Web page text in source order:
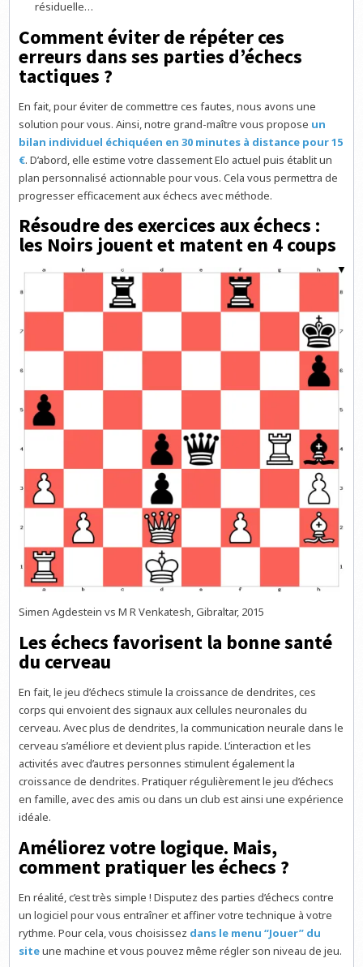
résiduelle…
Comment éviter de répéter ces
erreurs dans ses parties d’échecs
tactiques ?
En fait, pour éviter de commettre ces fautes, nous avons une
solution pour vous. Ainsi, notre grand-maître vous propose un
bilan individuel échiquéen en 30 minutes à distance pour 15
€. D’abord, elle estime votre classement Elo actuel puis établit un
plan personnalisé actionnable pour vous. Cela vous permettra de
progresser efficacement aux échecs avec méthode.
Résoudre des exercices aux échecs :
les Noirs jouent et matent en 4 coups
Simen Agdestein vs M R Venkatesh, Gibraltar, 2015
Les échecs favorisent la bonne santé
du cerveau
En fait, le jeu d’échecs stimule la croissance de dendrites, ces
corps qui envoient des signaux aux cellules neuronales du
cerveau. Avec plus de dendrites, la communication neurale dans le
cerveau s’améliore et devient plus rapide. L’interaction et les
activités avec d’autres personnes stimulent également la
croissance de dendrites. Pratiquer régulièrement le jeu d’échecs
en famille, avec des amis ou dans un club est ainsi une expérience
idéale.
Améliorez votre logique. Mais,
comment pratiquer les échecs ?
En réalité, c’est très simple ! Disputez des parties d’échecs contre
un logiciel pour vous entraîner et affiner votre technique à votre
rythme. Pour cela, vous choisissez dans le menu “Jouer” du
siteune machine et vous pouvez même régler son niveau de jeu.